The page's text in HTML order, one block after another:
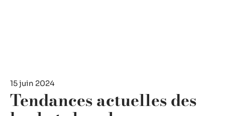
15 juin 2024
Tendances actuelles des